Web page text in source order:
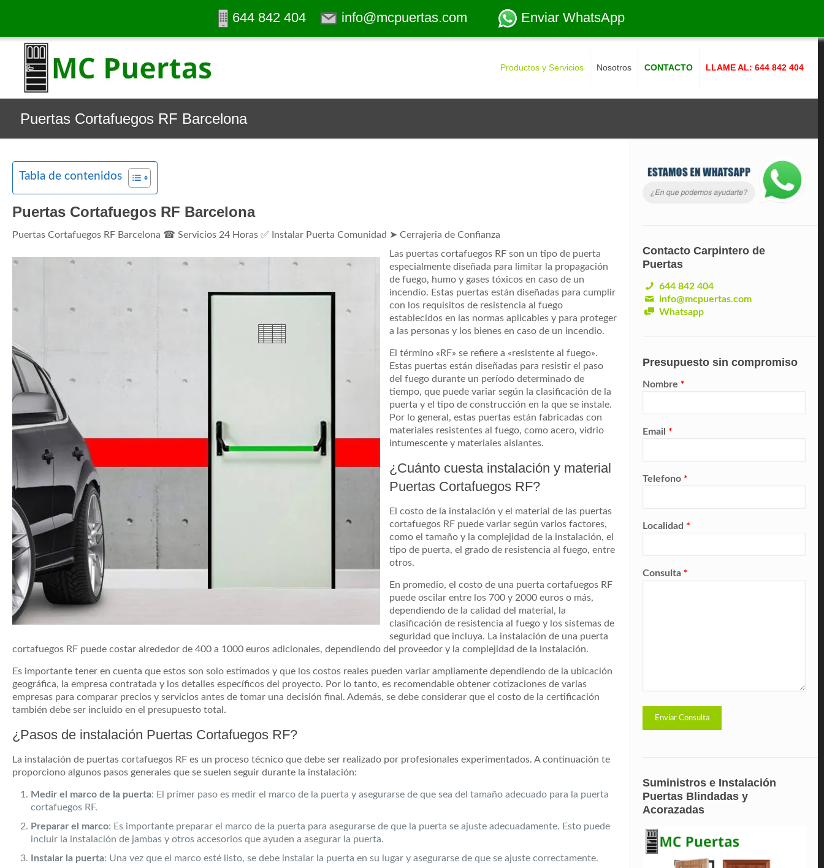
644 842 404 info@mcpuertas.com Enviar WhatsApp
Productos y Servicios Nosotros CONTACTO LLAME AL: 644 842 404
Puertas Cortafuegos RF Barcelona
Tabla de contenidos
Puertas Cortafuegos RF Barcelona
Puertas Cortafuegos RF Barcelona ☎ Servicios 24 Horas ✅ Instalar Puerta Comunidad ➤ Cerrajeria de Confianza
Las puertas cortafuegos RF son un tipo de puerta
especialmente diseñada para limitar la propagación
de fuego, humo y gases tóxicos en caso de un
incendio. Estas puertas están diseñadas para cumplir
con los requisitos de resistencia al fuego
establecidos en las normas aplicables y para proteger
a las personas y los bienes en caso de un incendio.
El término «RF» se refiere a «resistente al fuego».
Estas puertas están diseñadas para resistir el paso
del fuego durante un período determinado de
tiempo, que puede variar según la clasificación de la
puerta y el tipo de construcción en la que se instale.
Por lo general, estas puertas están fabricadas con
materiales resistentes al fuego, como acero, vidrio
intumescente y materiales aislantes.
¿Cuánto cuesta instalación y material
Puertas Cortafuegos RF?
El costo de la instalación y el material de las puertas
cortafuegos RF puede variar según varios factores,
como el tamaño y la complejidad de la instalación, el
tipo de puerta, el grado de resistencia al fuego, entre
otros.
En promedio, el costo de una puerta cortafuegos RF
puede oscilar entre los 700 y 2000 euros o más,
dependiendo de la calidad del material, la
clasificación de resistencia al fuego y los sistemas de
seguridad que incluya. La instalación de una puerta
cortafuegos RF puede costar alrededor de 400 a 1000 euros adicionales, dependiendo del proveedor y la complejidad de la instalación.
Es importante tener en cuenta que estos son solo estimados y que los costos reales pueden variar ampliamente dependiendo de la ubicación
geográfica, la empresa contratada y los detalles específicos del proyecto. Por lo tanto, es recomendable obtener cotizaciones de varias
empresas para comparar precios y servicios antes de tomar una decisión final. Además, se debe considerar que el costo de la certificación
también debe ser incluido en el presupuesto total.
¿Pasos de instalación Puertas Cortafuegos RF?
La instalación de puertas cortafuegos RF es un proceso técnico que debe ser realizado por profesionales experimentados. A continuación te
proporciono algunos pasos generales que se suelen seguir durante la instalación:
Medir el marco de la puerta: El primer paso es medir el marco de la puerta y asegurarse de que sea del tamaño adecuado para la puerta
cortafuegos RF.
Preparar el marco: Es importante preparar el marco de la puerta para asegurarse de que la puerta se ajuste adecuadamente. Esto puede
incluir la instalación de jambas y otros accesorios que ayuden a asegurar la puerta.
Instalar la puerta: Una vez que el marco esté listo, se debe instalar la puerta en su lugar y asegurarse de que se ajuste correctamente.
Contacto Carpintero de
Puertas
644 842 404
info@mcpuertas.com
Whatsapp
Presupuesto sin compromiso
Nombre *
Email *
Telefono *
Localidad *
Consulta *
Suministros e Instalación
Puertas Blindadas y
Acorazadas